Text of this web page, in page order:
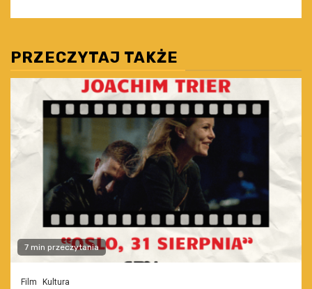
PRZECZYTAJ TAKŻE
7 min przeczytania
Film Kultura